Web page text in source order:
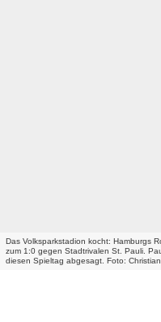
Das Volksparkstadion kocht: Hamburgs
zum 1:0 gegen Stadtrivalen St. Pauli.
diesen Spieltag abgesagt. Foto: